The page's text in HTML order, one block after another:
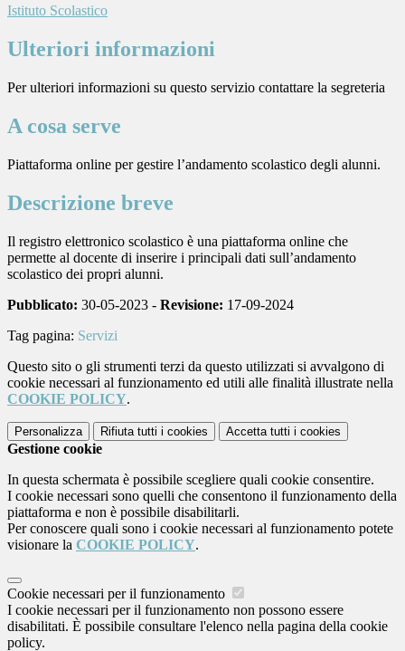
Istituto Scolastico
Ulteriori informazioni
Per ulteriori informazioni su questo servizio contattare la segreteria
A cosa serve
Piattaforma online per gestire l’andamento scolastico degli alunni.
Descrizione breve
Il registro elettronico scolastico è una piattaforma online che
permette al docente di inserire i principali dati sull’andamento
scolastico dei propri alunni.
Pubblicato: 30-05-2023 - Revisione: 17-09-2024
Tag pagina: Servizi
Questo sito o gli strumenti terzi da questo utilizzati si avvalgono di
cookie necessari al funzionamento ed utili alle finalità illustrate nella
COOKIE POLICY.
Personalizza Rifiuta tutti i cookies Accetta tutti i cookies
Gestione cookie
In questa schermata è possibile scegliere quali cookie consentire.
I cookie necessari sono quelli che consentono il funzionamento della
piattaforma e non è possibile disabilitarli.
Per conoscere quali sono i cookie necessari al funzionamento potete
visionare la COOKIE POLICY.
Cookie necessari per il funzionamento
I cookie necessari per il funzionamento non possono essere
disabilitati. È possibile consultare l'elenco nella pagina della cookie
policy.